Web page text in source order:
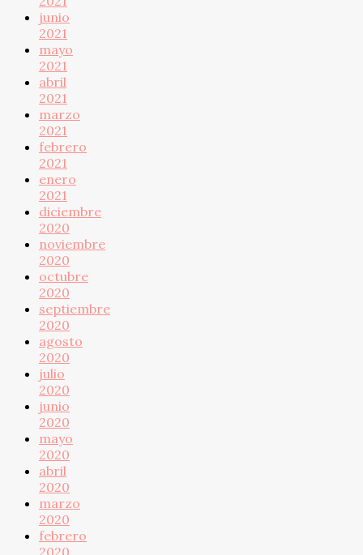
junio
2021
mayo
2021
abril
2021
marzo
2021
febrero
2021
enero
2021
diciembre
2020
noviembre
2020
octubre
2020
septiembre
2020
agosto
2020
julio
2020
junio
2020
mayo
2020
abril
2020
marzo
2020
febrero
2020